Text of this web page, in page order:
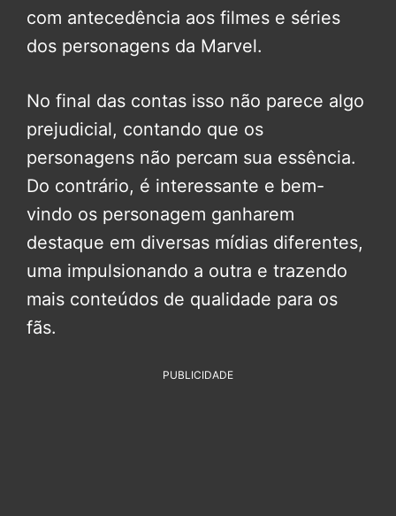
com antecedência aos filmes e séries
dos personagens da Marvel.
No final das contas isso não parece algo
prejudicial, contando que os
personagens não percam sua essência.
Do contrário, é interessante e bem-
vindo os personagem ganharem
destaque em diversas mídias diferentes,
uma impulsionando a outra e trazendo
mais conteúdos de qualidade para os
fãs.
PUBLICIDADE